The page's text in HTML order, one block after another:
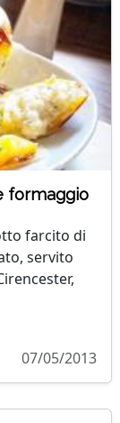
formaggio
farcito di
servito
07/05/2013